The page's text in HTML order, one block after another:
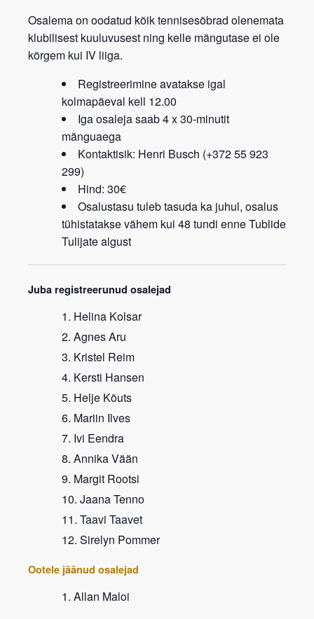
Osalema on oodatud kõik tennisesõbrad olenemata
klubilisest kuuluvusest ning kelle mängutase ei ole
kõrgem kui IV liiga.
Registreerimine avatakse igal
kolmapäeval kell 12.00
Iga osaleja saab 4 x 30-minutit
mänguaega
Kontaktisik: Henri Busch (+372 55 923
299)
Hind: 30€
Osalustasu tuleb tasuda ka juhul, osalus
tühistatakse vähem kui 48 tundi enne Tublide
Tulijate algust
Juba registreerunud osalejad
Helina Kolsar
Agnes Aru
Kristel Reim
Kersti Hansen
Helje Kõuts
Mariin Ilves
Ivi Eendra
Annika Vään
Margit Rootsi
Jaana Tenno
Taavi Taavet
Sirelyn Pommer
Ootele jäänud osalejad
Allan Maloi